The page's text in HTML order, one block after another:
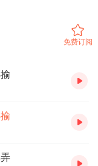
免费订阅